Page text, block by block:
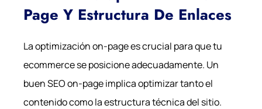
Page Y Estructura De Enlaces
La optimización on-page es crucial para que tu
ecommerce se posicione adecuadamente. Un
buen SEO on-page implica optimizar tanto el
contenido como la estructura técnica del sitio.